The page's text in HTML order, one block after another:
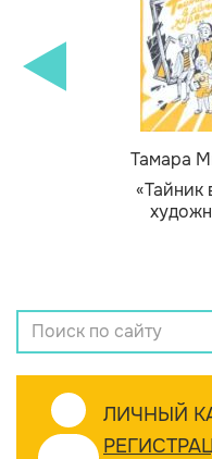
Тамара
«Тайник
ЛИЧНЫЙ